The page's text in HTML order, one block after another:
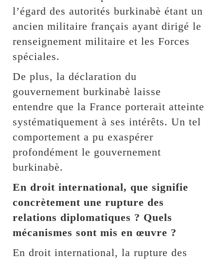
l’égard des autorités burkinabè étant un
ancien militaire français ayant dirigé le
renseignement militaire et les Forces
spéciales.
De plus, la déclaration du
gouvernement burkinabè laisse
entendre que la France porterait atteinte
systématiquement à ses intérêts. Un tel
comportement a pu exaspérer
profondément le gouvernement
burkinabè.
En droit international, que signifie
concrètement une rupture des
relations diplomatiques ? Quels
mécanismes sont mis en œuvre ?
En droit international, la rupture des